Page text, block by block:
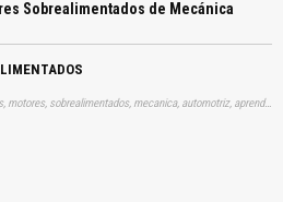
Sobrealimentados de Mecánica
Tags: manual, manuales, tecnico, manualitos, motores, sobrealimentados, mecanica, automotriz, aprender, descargas